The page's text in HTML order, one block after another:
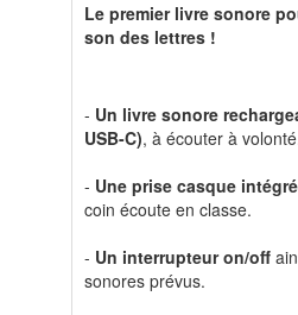
Le premier livre sonore
son des lettres !
- Un livre sonore
USB-C), à écouter à
- Une prise casque
coin écoute en classe.
- Un interrupteur on/off
sonores prévus.